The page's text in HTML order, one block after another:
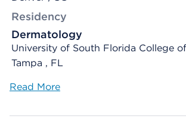
Residency
Dermatology
University of South Florida College
Tampa , FL
Read More